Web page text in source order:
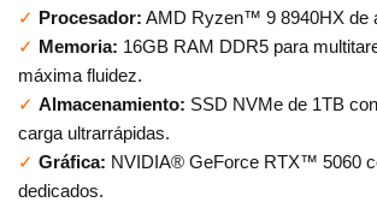
✓ Procesador: AMD Ryzen™ 9 8940HX de
✓ Memoria: 16GB RAM DDR5 para
máxima fluidez.
✓ Almacenamiento: SSD NVMe de 1TB
carga ultrarrápidas.
✓ Gráfica: NVIDIA® GeForce RTX™ 5060
dedicados.